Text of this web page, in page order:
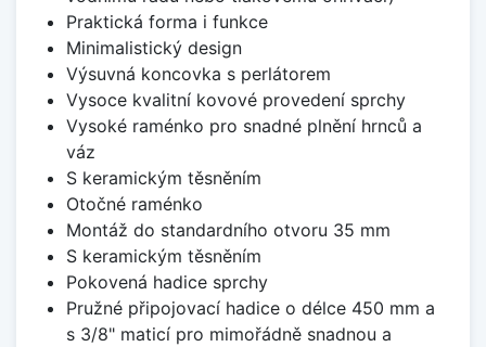
Praktická forma i funkce
Minimalistický design
Výsuvná koncovka s perlátorem
Vysoce kvalitní kovové provedení sprchy
Vysoké raménko pro snadné plnění hrnců a
váz
S keramickým těsněním
Otočné raménko
Montáž do standardního otvoru 35 mm
S keramickým těsněním
Pokovená hadice sprchy
Pružné připojovací hadice o délce 450 mm a
s 3/8" maticí pro mimořádně snadnou a